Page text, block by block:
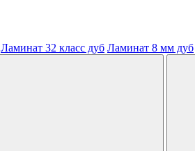
Ламинат 32 класс дуб Ламинат 8 мм дуб